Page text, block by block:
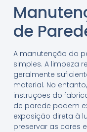
de
A manutenção do
simples. A limpeza
geralmente
material. No
instruções do
de parede podem
exposição direta à
preservar as cores